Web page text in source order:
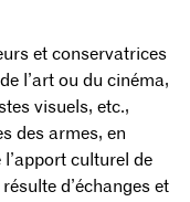
et conservatrices
l’art ou du cinéma,
visuels, etc.,
des armes, en
culturel de
d’échanges et